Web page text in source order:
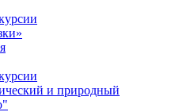
и природный